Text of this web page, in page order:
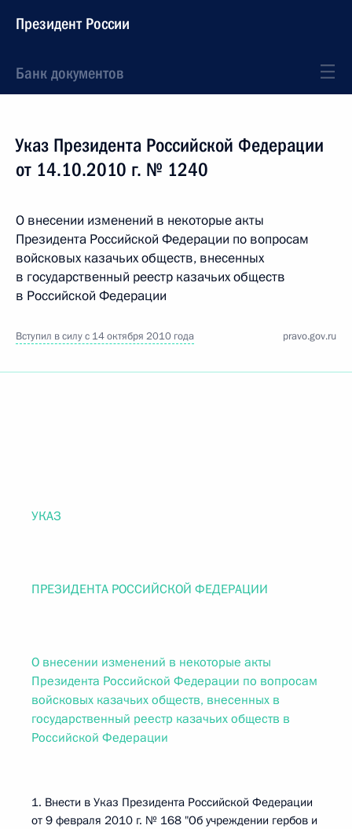
Президент России
Банк документов
Указ Президента Российской Федерации
от 14.10.2010 г. № 1240
О внесении изменений в некоторые акты
Президента Российской Федерации по вопросам
войсковых казачьих обществ, внесенных
в государственный реестр казачьих обществ
в Российской Федерации
Вступил в силу с 14 октября 2010 года pravo.gov.ru
УКАЗ
ПРЕЗИДЕНТА РОССИЙСКОЙ ФЕДЕРАЦИИ
О внесении изменений в некоторые акты
Президента Российской Федерации по вопросам
войсковых казачьих обществ, внесенных в
государственный реестр казачьих обществ в
Российской Федерации
1. Внести в Указ Президента Российской Федерации
от 9 февраля 2010 г. № 168 "Об учреждении гербов и